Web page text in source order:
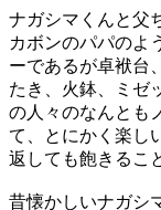
ナガシマくんと父
カボンのパパのよ
ーであるが卓袱台
たき、火鉢、ミゼ
の人々のなんとも
て、とにかく楽し
返しても飽きるこ
昔懐かしいナガシ